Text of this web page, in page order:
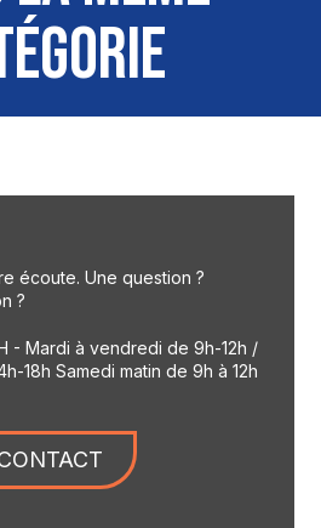
écoute. Une question ?
?
- Mardi à vendredi de 9h-12h /
18h Samedi matin de 9h à 12h